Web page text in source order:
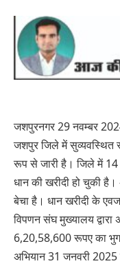
जशपुरनगर 29 नवम्बर
जशपुर जिले में सुव्यवस्थित
रूप से जारी है। जिले में
धान की खरीदी हो चुकी
बेचा है। धान खरीदी के
विपणन संघ मुख्यालय
6,20,58,600 रूपए का
अभियान 31 जनवरी 2025